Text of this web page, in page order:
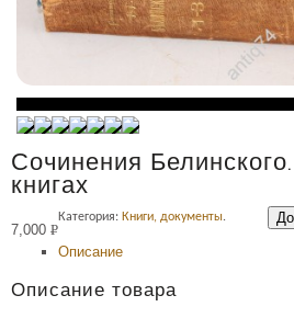
Сочинения
книгах
7,000 Р
УБ.
Категория: Книги, документы.
Описание
Описание товара